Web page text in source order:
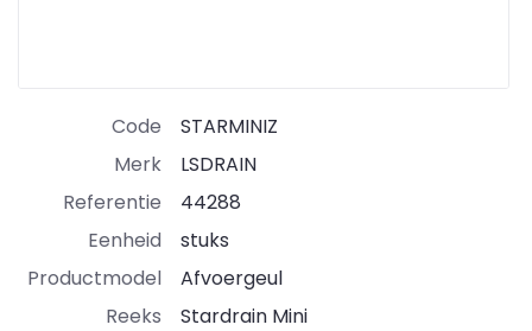
Code
STARMINIZ
Merk
LSDRAIN
Referentie
44288
Eenheid
stuks
Productmodel
Afvoergeul
Reeks
Stardrain Mini